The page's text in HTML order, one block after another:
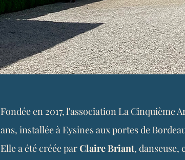
Fondée en 2017, l'association La Cinquième
ans, installée à Eysines aux portes de
Elle a été créée parClaire Briant, danseuse,